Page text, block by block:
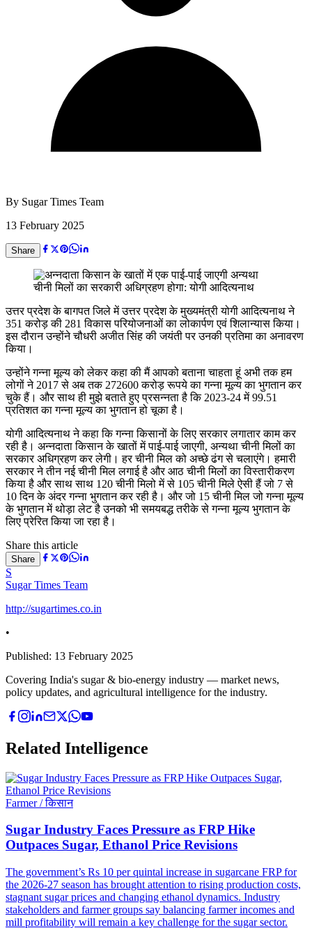
By Sugar Times Team
13 February 2025
Share
उत्तर प्रदेश के बागपत जिले में उत्तर प्रदेश के मुख्यमंत्री योगी आदित्यनाथ ने
351 करोड़ की 281 विकास परियोजनाओं का लोकार्पण एवं शिलान्यास किया।
इस दौरान उन्होंने चौधरी अजीत सिंह की जयंती पर उनकी प्रतिमा का अनावरण
किया।
उन्होंने गन्ना मूल्य को लेकर कहा की मैं आपको बताना चाहता हूं अभी तक हम
लोगों ने 2017 से अब तक 272600 करोड़ रूपये का गन्ना मूल्य का भुगतान कर
चुके हैं। और साथ ही मुझे बताते हुए प्रसन्नता है कि 2023-24 में 99.51
प्रतिशत का गन्ना मूल्य का भुगतान हो चूका है।
योगी आदित्यनाथ ने कहा कि गन्ना किसानों के लिए सरकार लगातार काम कर
रही है। अन्नदाता किसान के खातों में पाई-पाई जाएगी, अन्यथा चीनी मिलों का
सरकार अधिग्रहण कर लेगी। हर चीनी मिल को अच्छे ढंग से चलाएंगे। हमारी
सरकार ने तीन नई चीनी मिल लगाई है और आठ चीनी मिलों का विस्तारीकरण
किया है और साथ साथ 120 चीनी मिलो में से 105 चीनी मिले ऐसी हैं जो 7 से
10 दिन के अंदर गन्ना भुगतान कर रही है। और जो 15 चीनी मिल जो गन्ना मूल्य
के भुगतान में थोड़ा लेट है उनको भी समयबद्ध तरीके से गन्ना मूल्य भुगतान के
लिए प्रेरित किया जा रहा है।
Share this article
Share
S
Sugar Times Team
http://sugartimes.co.in
•
Published: 13 February 2025
Covering India's sugar & bio-energy industry — market news,
policy updates, and agricultural intelligence for the industry.
Related Intelligence
Farmer / किसान
Sugar Industry Faces Pressure as FRP Hike
Outpaces Sugar, Ethanol Price Revisions
The government’s Rs 10 per quintal increase in sugarcane FRP for
the 2026-27 season has brought attention to rising production costs,
stagnant sugar prices and changing ethanol dynamics. Industry
stakeholders and farmer groups say balancing farmer incomes and
mill profitability will remain a key challenge for the sugar sector.